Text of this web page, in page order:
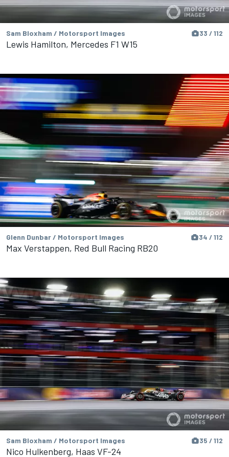
Sam Bloxham / Motorsport Images 33 / 112
Lewis Hamilton, Mercedes F1 W15
Glenn Dunbar / Motorsport Images 34 / 112
Max Verstappen, Red Bull Racing RB20
Sam Bloxham / Motorsport Images 35 / 112
Nico Hulkenberg, Haas VF-24